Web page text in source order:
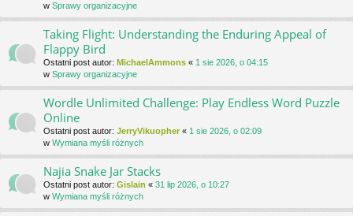
w Sprawy organizacyjne
Taking Flight: Understanding the Enduring Appeal of
Flappy Bird
Ostatni post autor: MichaelAmmons « 1 sie 2026, o 04:15
w Sprawy organizacyjne
Wordle Unlimited Challenge: Play Endless Word Puzzle
Online
Ostatni post autor: JerryVikuopher « 1 sie 2026, o 02:09
w Wymiana myśli różnych
Najia Snake Jar Stacks
Ostatni post autor: Gislain « 31 lip 2026, o 10:27
w Wymiana myśli różnych